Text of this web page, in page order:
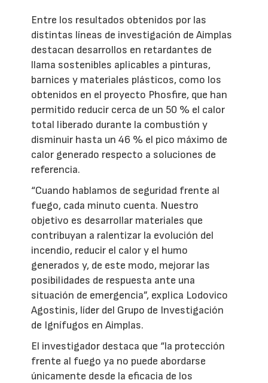
Entre los resultados obtenidos por las
distintas líneas de investigación de Aimplas
destacan desarrollos en retardantes de
llama sostenibles aplicables a pinturas,
barnices y materiales plásticos, como los
obtenidos en el proyecto Phosfire, que han
permitido reducir cerca de un 50 % el calor
total liberado durante la combustión y
disminuir hasta un 46 % el pico máximo de
calor generado respecto a soluciones de
referencia.
“Cuando hablamos de seguridad frente al
fuego, cada minuto cuenta. Nuestro
objetivo es desarrollar materiales que
contribuyan a ralentizar la evolución del
incendio, reducir el calor y el humo
generados y, de este modo, mejorar las
posibilidades de respuesta ante una
situación de emergencia”, explica Lodovico
Agostinis, líder del Grupo de Investigación
de Ignífugos en Aimplas.
El investigador destaca que “la protección
frente al fuego ya no puede abordarse
únicamente desde la eficacia de los